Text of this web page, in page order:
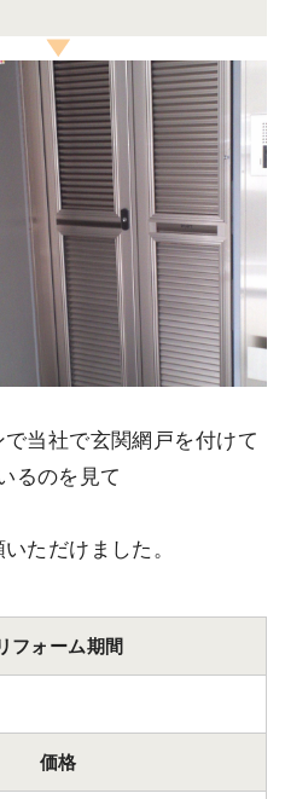
当社で玄関網戸を付けて
るのを見て
いただけました。
フォーム期間
価格